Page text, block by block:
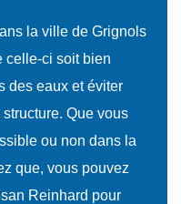
la ville de Grignols
celle-ci soit bien
des eaux et éviter
Que vous
ou non dans la
que, vous pouvez
Reinhard pour